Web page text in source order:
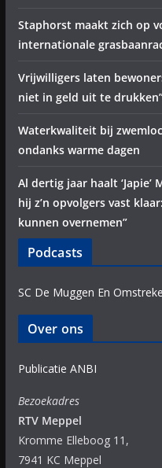
Staphorst maakt zich op
internationale
Vrijwilligers laten
niet in geld uit te
Waterkwaliteit bij
ondanks warme dagen
Al dertig jaar haalt
hij z’n opvolgers vast
kunnen overnemen”
Podcasts
SC De Muggen En
Over ons
Publicatie ANBI
Bezoekadres
RTV Meppel
Kromme Elleboog 11,
7941 KC Meppel